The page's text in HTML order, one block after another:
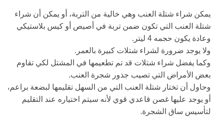
يمكن شراء شتلة العنب وهي خالية من التربة، أو يمكن أن شراء
شتلة العنب التي تكون ضمن تربة في أصيص أو كيس بلاستيكي
وعادة يكون حجمه 4 ليتر.
ولا يوجد ضرورة لشراء شتلات كبيرة بالعمر.
وكما يفضل شراء شتلات قد تم تطعيمها في المشتل لكي تقاوم
بعض الأمراض التي تصيب جذور شجرة العنب.
وحاول أن تختار شتلة العنب التي من السهل تقليمها لبضعة براعم،
أو يوجد عليها غصن قاعدي قوي لأنه سيتم اختياره عند التقليم
لتأسيس ساق الشجرة.